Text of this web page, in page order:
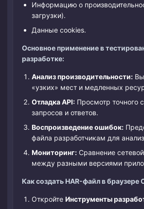
Информацию о
загрузки).
Данные cookies.
Основное применение в
разработке:
Анализ производительности:
«узких» мест и медленных
Отладка API: Просмотр точного
запросов и ответов.
Воспроизведение ошибок:
файла разработчикам для
Мониторинг: Сравнение
между разными версиями
Как создать HAR-файл в браузере
Откройте Инструменты